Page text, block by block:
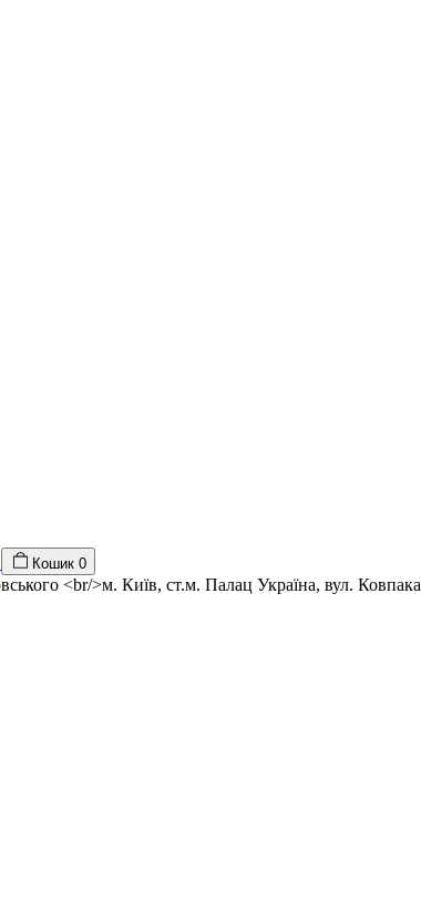
Кошик 0
<br/>м. Київ, ст.м. Палац Україна, вул. Ковпака